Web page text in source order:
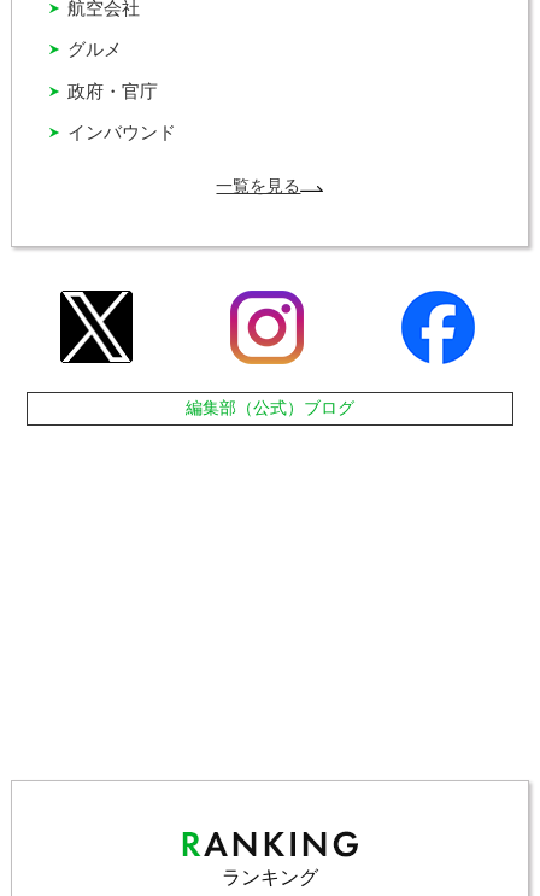
インバウンド
グルメ
政府・官庁
航空会社
一覧を見る
編集部（公式）ブログ
ランキング